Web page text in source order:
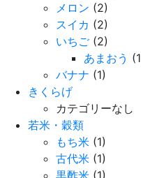
メロン (2)
スイカ (2)
いちご (2)
あまおう
バナナ (1)
きくらげ
カテゴリーなし
若米・穀類
もち米 (1)
古代米 (1)